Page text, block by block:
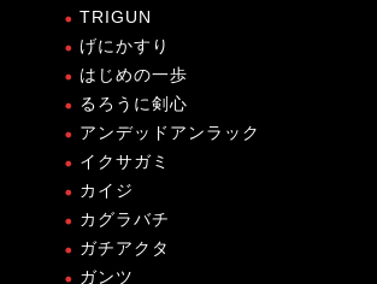
TRIGUN
げにかすり
はじめの一歩
るろうに剣心
アンデッドアンラック
イクサガミ
カイジ
カグラバチ
ガチアクタ
ガンツ